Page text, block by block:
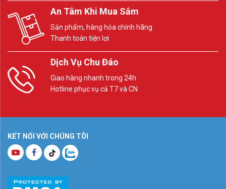
An Tâm Khi Mua Sắm
Sản phẩm, hàng hóa chính hãng
Thanh toán tiện lợi
Dịch Vụ Chu Đáo
Giao hàng nhanh trong 24h
Hotline phục vụ cả T7 và CN
KẾT NỐI VỚI CHÚNG TÔI